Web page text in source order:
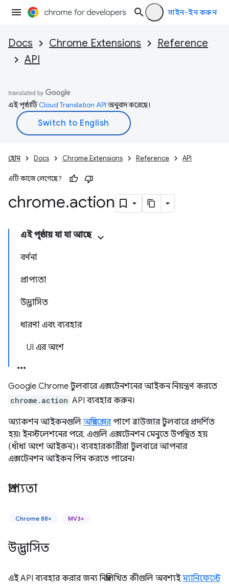
সাইন-ইন করুন
Docs Chrome Extensions
Reference
API
এই পৃষ্ঠাটিCloud Translation APIঅনুবাদ করেছে।
হোম Docs Chrome Extensions Reference API
এটি কাজে লেগেছে?
chrome.action
এই পৃষ্ঠায় যা যা আছে
বর্ণনা
প্রাপ্যতা
উদ্ভাসিত
ধারণা এবং ব্যবহার
UI এর অংশ
Google Chrome টুলবারে এক্সটেনশনের আইকন নিয়ন্ত্রণ করতে
chrome.action API ব্যবহার করুন।
অ্যাকশন আইকনগুলি অম্নিবক্সেরপাশে ব্রাউজার টুলবারে প্রদর্শিত
হয়৷ ইনস্টলেশনের পরে, এগুলি এক্সটেনশন মেনুতে উপস্থিত হয়
(ধাঁধা অংশ আইকন)। ব্যবহারকারীরা টুলবারে আপনার
এক্সটেনশন আইকন পিন করতে পারেন।
প্রাপ্যতা
Chrome 88+ MV3+
উদ্ভাসিত
এই API ব্যবহার করার জন্য নিম্নলিখিত কীগুলি অবশ্যইম্যানিফেস্টে